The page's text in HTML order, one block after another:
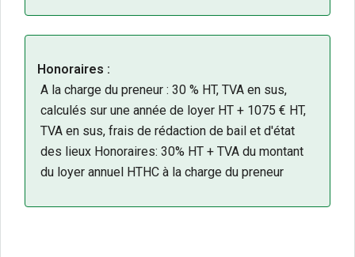
Honoraires :
A la charge du preneur : 30 % HT, TVA en sus,
calculés sur une année de loyer HT + 1075 € HT,
TVA en sus, frais de rédaction de bail et d'état
des lieux Honoraires: 30% HT + TVA du montant
du loyer annuel HTHC à la charge du preneur